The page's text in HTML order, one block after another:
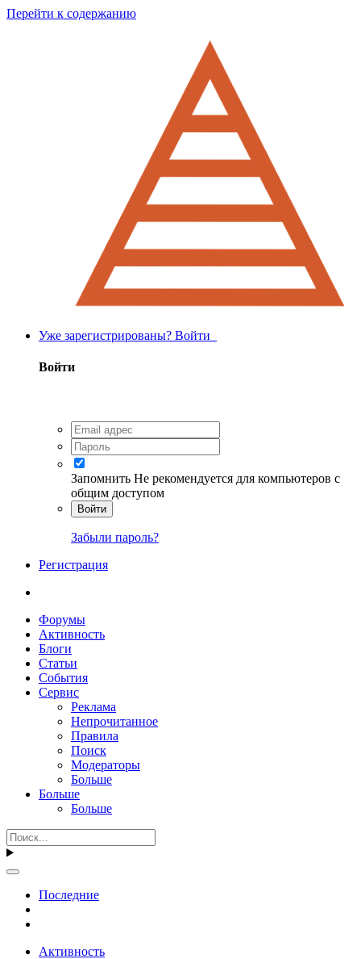
Перейти к содержанию
Уже зарегистрированы? Войти
Войти
Запомнить Не рекомендуется для компьютеров с
общим доступом
Войти
Забыли пароль?
Регистрация
Форумы
Активность
Блоги
Статьи
События
Сервис
Реклама
Непрочитанное
Правила
Поиск
Модераторы
Больше
Больше
Больше
Последние
Активность